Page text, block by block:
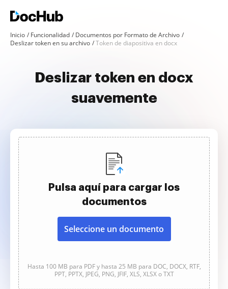
Inicio Funcionalidad
Documentos por Formato de Archivo
Deslizar token en su archivo
Token de diapositiva en docx
Deslizar token en docx
suavemente
Pulsa aquí para cargar los
documentos
Seleccione un documento
Hasta 100 MB para PDF y hasta 25 MB para DOC, DOCX, RTF,
PPT, PPTX, JPEG, PNG, JFIF, XLS, XLSX o TXT